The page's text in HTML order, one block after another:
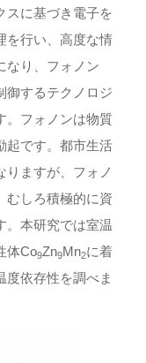
スに基づき電子を
を行い、高度な情
なり、フォノン
御するテクノロジ
。フォノンは物質
起です。都市生活
りますが、フォノ
むしろ積極的に資
。本研究では室温
体Co9Zn9Mn2に着
度依存性を調べま